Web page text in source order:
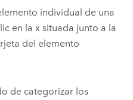
individual de una
en la x situada junto a la
del elemento
de categorizar los